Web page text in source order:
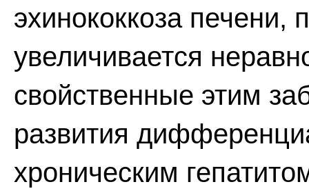
эхинококкоза печени,
увеличивается
свойственные этим
развития
хроническим